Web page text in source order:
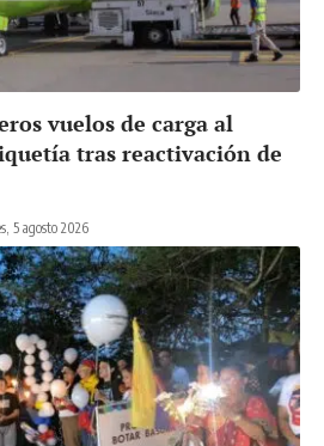
vuelos de carga al
tras reactivación de
5 agosto 2026